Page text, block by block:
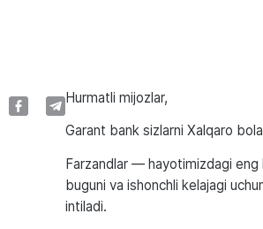
Hurmatli mijozlar,
Garant bank sizlarni Xalqaro
Farzandlar — hayotimizdagi
buguni va ishonchli kelajagi
intiladi.